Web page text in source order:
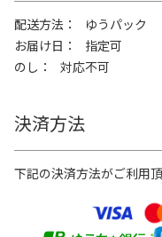
配送方法
ゆうパック
お届け日
指定可
のし
対応不可
決済方法
下記の決済方法がご利用頂